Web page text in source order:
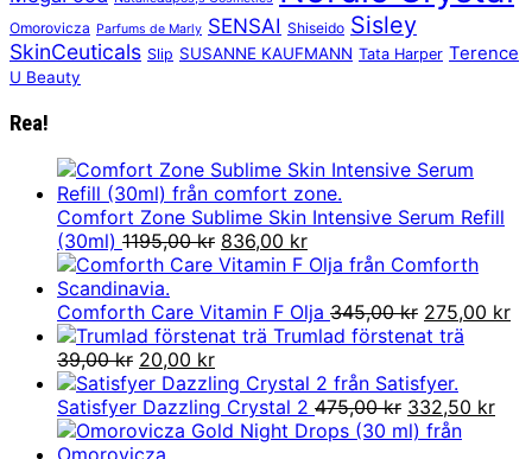
Omorovicza Parfums de Marly SENSAI Shiseido Sisley
SkinCeuticals Slip SUSANNE KAUFMANN Tata Harper Terence
U Beauty
Rea!
Comfort Zone Sublime Skin Intensive Serum Refill
(30ml) 1195,00kr Det
ursprungliga
var:
1195,00 kr.
836,00 krDet
nuvarande
är:
836,00 kr.
Comforth Care Vitamin F Olja 345,00kr Det
var:
345,00 kr.
275,00 kr
Trumlad förstenat trä
39,00kr Det
ursprungliga
priset
var:
39,00 kr.
20,00 krDet
nuvarande
priset
är:
Satisfyer Dazzling Crystal 2 475,00kr Det
ursprungliga
332,50 krDet